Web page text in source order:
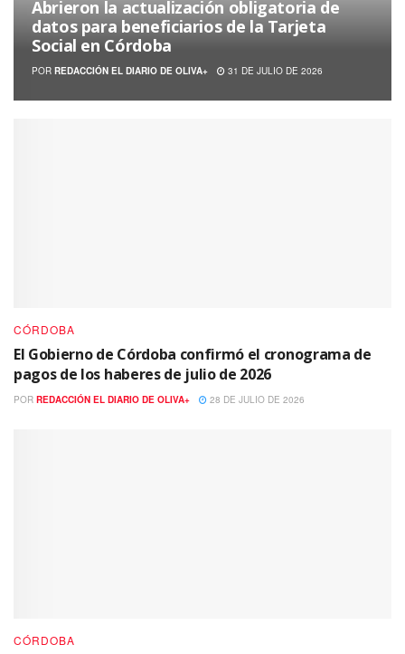
Abrieron la actualización obligatoria de
datos para beneficiarios de la Tarjeta
Social en Córdoba
POR REDACCIÓN EL DIARIO DE OLIVA+ 31 DE JULIO DE 2026
CÓRDOBA
El Gobierno de Córdoba confirmó el cronograma de
pagos de los haberes de julio de 2026
POR REDACCIÓN EL DIARIO DE OLIVA+ 28 DE JULIO DE 2026
CÓRDOBA